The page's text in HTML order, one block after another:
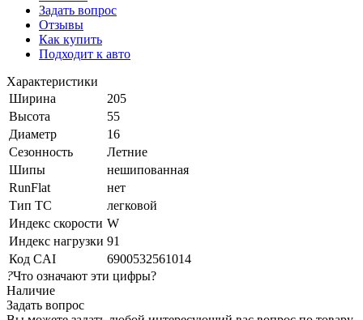
Задать вопрос
Отзывы
Как купить
Подходит к авто
Характеристики
Ширина
205
Высота
55
Диаметр
16
Сезонность
Летние
Шипы
нешипованная
RunFlat
нет
Тип ТС
легковой
Индекс скорости W
Индекс нагрузки 91
Код CAI
6900532561014
?Что означают эти цифры?
Наличие
Задать вопрос